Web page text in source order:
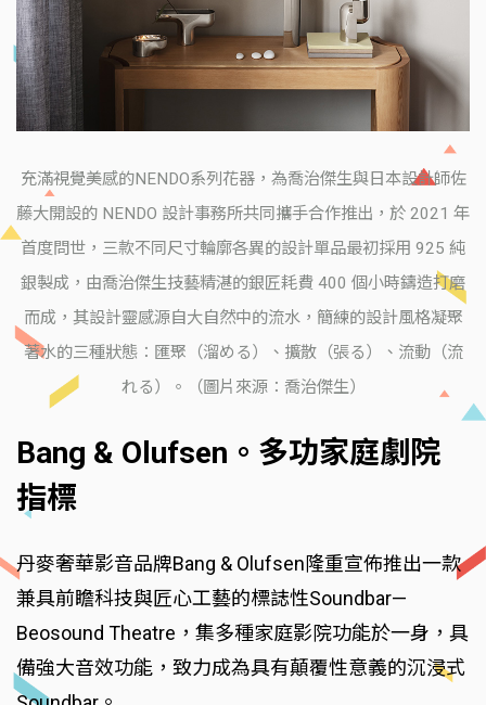
充滿視覺美感的NENDO系列花器，為喬治傑生與日本設計師佐
藤大開設的 NENDO 設計事務所共同攜手合作推出，於 2021 年
首度問世，三款不同尺寸輪廓各異的設計單品最初採用 925 純
銀製成，由喬治傑生技藝精湛的銀匠耗費 400 個小時鑄造打磨
而成，其設計靈感源自大自然中的流水，簡練的設計風格凝聚
著水的三種狀態：匯聚（溜める）、擴散（張る）、流動（流
れる）。（圖片來源：喬治傑生）
Bang & Olufsen。多功家庭劇院
指標
丹麥奢華影音品牌Bang & Olufsen隆重宣佈推出一款
兼具前瞻科技與匠心工藝的標誌性Soundbar—
Beosound Theatre，集多種家庭影院功能於一身，具
備強大音效功能，致力成為具有顛覆性意義的沉浸式